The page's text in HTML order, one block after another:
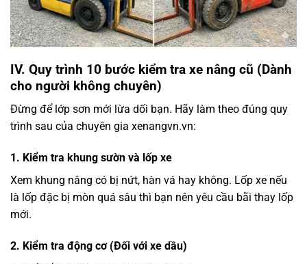
IV. Quy trình 10 bước kiểm tra xe nâng cũ (Dành
cho người không chuyên)
Đừng để lớp sơn mới lừa dối bạn. Hãy làm theo đúng quy
trình sau của chuyên gia xenangvn.vn:
1. Kiểm tra khung sườn và lốp xe
Xem khung nâng có bị nứt, hàn vá hay không. Lốp xe nếu
là lốp đặc bị mòn quá sâu thì bạn nên yêu cầu bãi thay lốp
mới.
2. Kiểm tra động cơ (Đối với xe dầu)